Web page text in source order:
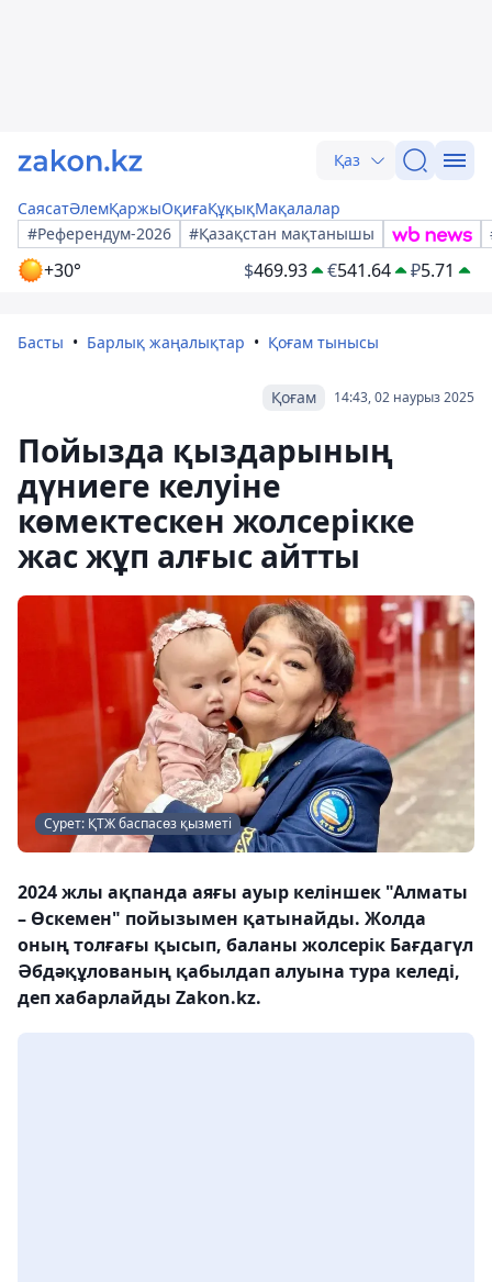
Қаз
СаясатӘлемҚаржыОқиғаҚұқықМақалалар
#Референдум-2026
#Қазақстан мақтанышы
+30° $469.93 €541.64 ₽5.71
Басты Барлық жаңалықтар Қоғам тынысы
14:43, 02 наурыз 2025
Қоғам
Пойызда қыздарының
дүниеге келуіне
көмектескен жолсерікке
жас жұп алғыс айтты
Сурет: ҚТЖ баспасөз қызметі
2024 жлы ақпанда аяғы ауыр келіншек "Алматы
– Өскемен" пойызымен қатынайды. Жолда
оның толғағы қысып, баланы жолсерік Бағдагүл
Әбдәқұлованың қабылдап алуына тура келеді,
деп хабарлайды Zakon.kz.